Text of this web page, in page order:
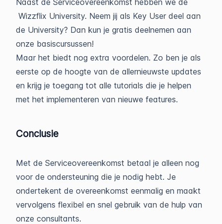
Naast de Serviceovereenkomst hebben we de
Wizzflix University. Neem jij als Key User deel aan
de University? Dan kun je gratis deelnemen aan
onze basiscursussen!
Maar het biedt nog extra voordelen. Zo ben je als
eerste op de hoogte van de allernieuwste updates
en krijg je toegang tot alle tutorials die je helpen
met het implementeren van nieuwe features.
Conclusie
Met de Serviceovereenkomst betaal je alleen nog
voor de ondersteuning die je nodig hebt. Je
ondertekent de overeenkomst eenmalig en maakt
vervolgens flexibel en snel gebruik van de hulp van
onze consultants.